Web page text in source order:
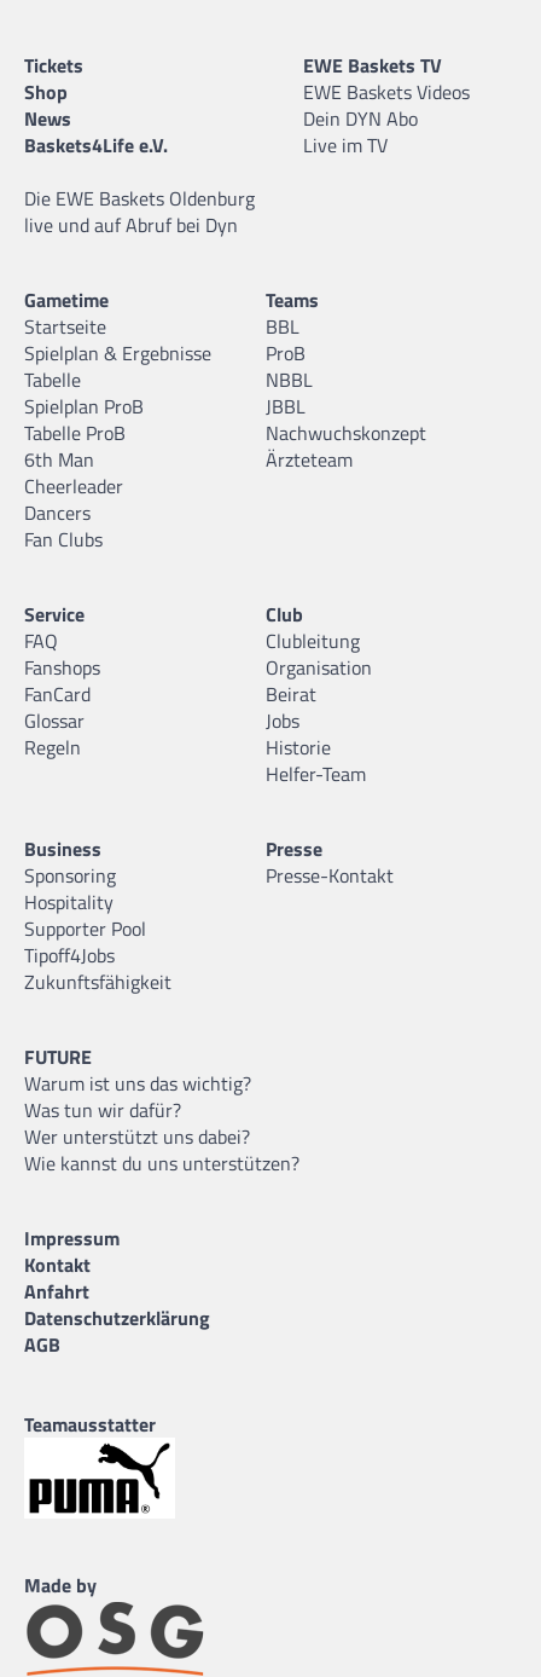
Tickets
Shop
News
Baskets4Life e.V.
Die EWE Baskets Oldenburg
live und auf Abruf bei Dyn
EWE Baskets TV
EWE Baskets Videos
Dein DYN Abo
Live im TV
Gametime
Startseite
Spielplan & Ergebnisse
Tabelle
Spielplan ProB
Tabelle ProB
6th Man
Cheerleader
Dancers
Fan Clubs
Teams
BBL
ProB
NBBL
JBBL
Nachwuchskonzept
Ärzteteam
Service
FAQ
Fanshops
FanCard
Glossar
Regeln
Club
Clubleitung
Organisation
Beirat
Jobs
Historie
Helfer-Team
Business
Sponsoring
Hospitality
Supporter Pool
Tipoff4Jobs
Zukunftsfähigkeit
Presse
Presse-Kontakt
FUTURE
Warum ist uns das wichtig?
Was tun wir dafür?
Wer unterstützt uns dabei?
Wie kannst du uns unterstützen?
Impressum
Kontakt
Anfahrt
Datenschutzerklärung
AGB
Teamausstatter
Made by